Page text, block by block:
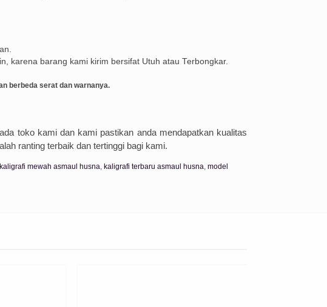
karena barang kami kirim bersifat Utuh atau Terbongkar.
berbeda serat dan warnanya.
toko kami dan kami pastikan anda mendapatkan kualitas
ranting terbaik dan tertinggi bagi kami.
kaligrafi mewah asmaul husna, kaligrafi terbaru asmaul husna, model